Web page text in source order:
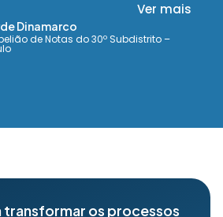
Ver mais
Dinamarco
de Notas do 30º Subdistrito –
transformar os processos